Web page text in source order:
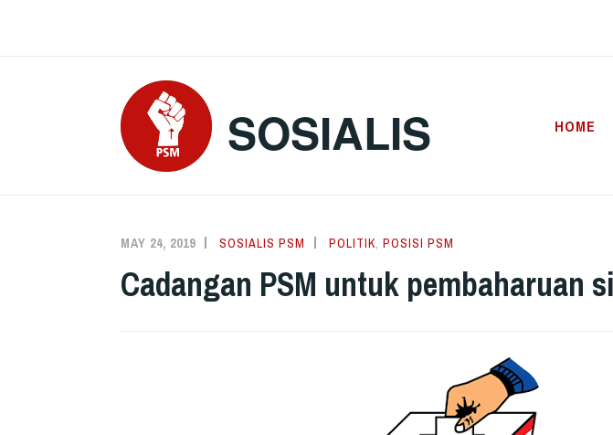
SOSIALIS HOME
MAY 24, 2019 SOSIALIS PSM POLITIK POSISI PSM
Cadangan PSM untuk pembaharuan